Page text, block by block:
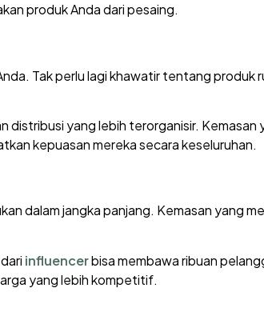
produk Anda dari pesaing.
Tak perlu lagi khawatir tentang produk
yang lebih terorganisir. Kemasan
kepuasan mereka secara keseluruhan.
dalam jangka panjang. Kemasan yang
influencerbisa membawa ribuan
yang lebih kompetitif.